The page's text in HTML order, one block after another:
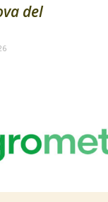
del